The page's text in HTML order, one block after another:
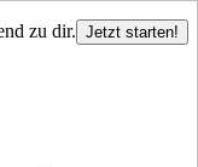
zu dir. Jetzt starten!